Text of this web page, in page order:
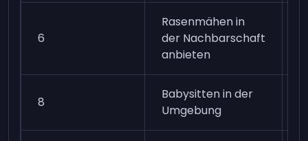
6
Rasenmähen in
der Nachbarschaft
anbieten
8
Babysitten in der
Umgebung